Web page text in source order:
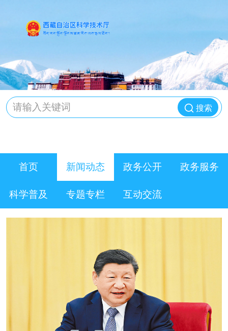
搜索
首页 新闻动态 政务公开 政务服务
科学普及 专题专栏 互动交流